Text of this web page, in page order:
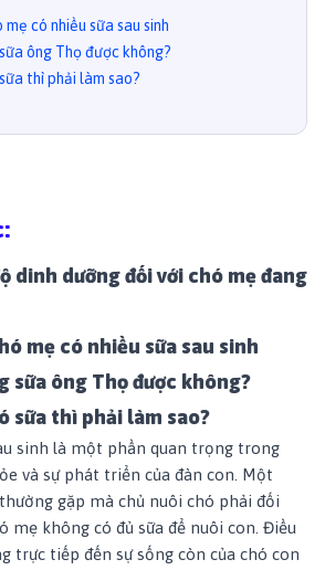
có nhiều sữa sau sinh
ông Thọ được không?
thì phải làm sao?
dinh dưỡng đối với chó mẹ đang
mẹ có nhiều sữa sau sinh
sữa ông Thọ được không?
sữa thì phải làm sao?
sinh là một phần quan trọng trong
và sự phát triển của đàn con. Một
gặp mà chủ nuôi chó phải đối
mẹ không có đủ sữa để nuôi con. Điều
trực tiếp đến sự sống còn của chó con